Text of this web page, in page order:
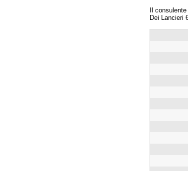
Il
Dei Lancieri